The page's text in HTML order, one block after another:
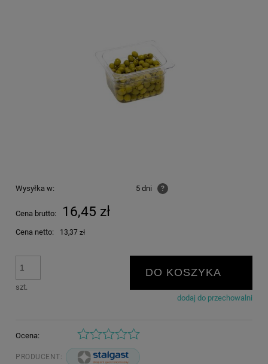
Wysyłka w: 5 dni ?
Cena brutto: 16,45 zł
Cena netto: 13,37 zł
szt.
DO KOSZYKA
dodaj do przechowalni
Ocena:
PRODUCENT: